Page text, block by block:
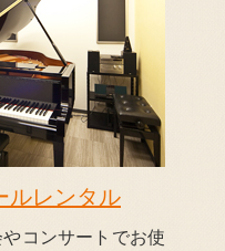
ルレンタル
コンサートでお使